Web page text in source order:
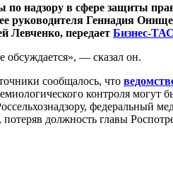
надзору в сфере защиты
руководителя Геннадия
Левченко, передает Бизнес-
обсуждается», — сказал он.
сообщалось, что
контроля могут
федеральный
должность главы